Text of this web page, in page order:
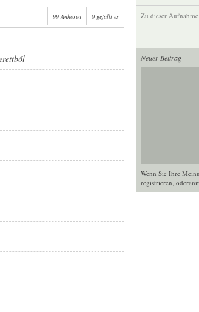
Zu dieser
Neuer Beitrag
Wenn Sie Ihre
registrieren, oder
99 Anhören 0 gefällt es